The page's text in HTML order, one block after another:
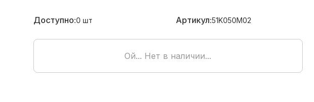
Доступно:0 шт Артикул:51K050M02
Ой... Нет в наличии...